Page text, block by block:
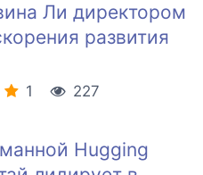
Ли директором
развития
1
227
Hugging